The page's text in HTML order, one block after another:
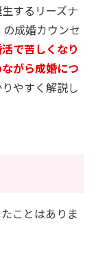
するリーズナ
成婚カウンセ
で苦しくなり
がら成婚につ
やすく解説し
ことはありま